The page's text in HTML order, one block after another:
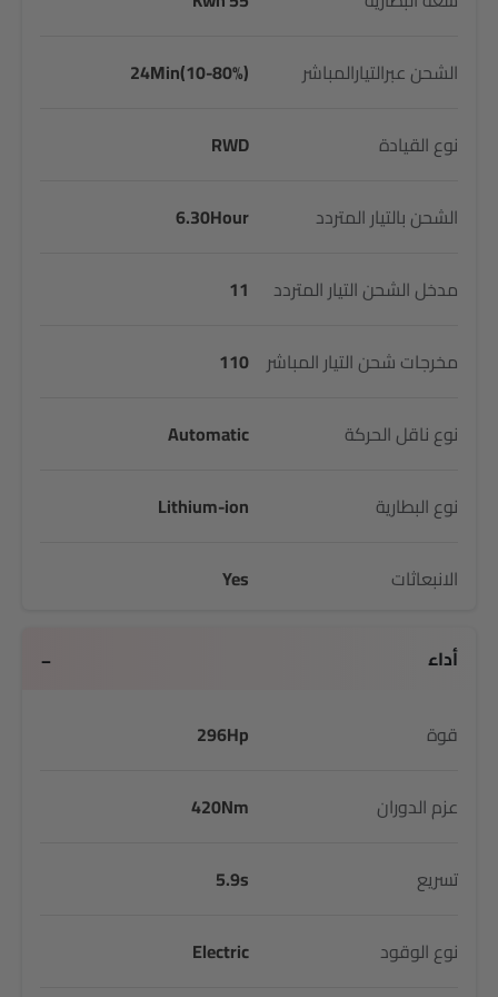
الشحن عبرالتيارالمباشر 24Min(10-80%)
نوع القيادة RWD
الشحن بالتيار المتردد 6.30Hour
مدخل الشحن التيار المتردد 11
مخرجات شحن التيار المباشر 110
نوع ناقل الحركة Automatic
نوع البطارية Lithium-ion
الانبعاثات Yes
أداء
قوة 296Hp
عزم الدوران 420Nm
تسريع 5.9s
نوع الوقود Electric